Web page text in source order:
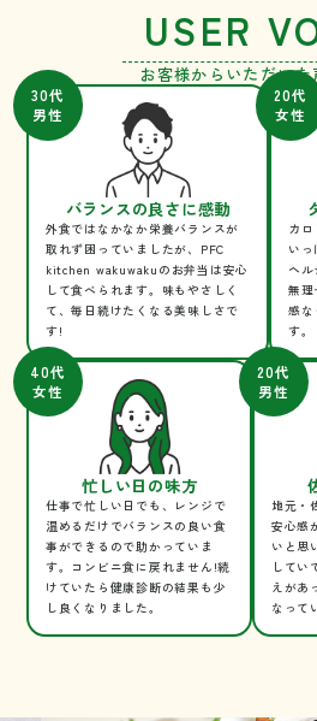
USER
お客様からいただい
バランスの良さに感動
外食ではなかなか栄養バランスが
取れず困っていましたが、PFC
kitchen wakuwakuのお弁当は安心
して食べられます。味もやさしく
て、毎日続けたくなる美味しさで
す!
30代
男性
カ
いっ
ヘル
無理
感な
す。
20代
女性
忙しい日の味方
仕事で忙しい日でも、レンジで
温めるだけでバランスの良い食
事ができるので助かっていま
す。コンビニ食に戻れません!続
けていたら健康診断の結果も少
し良くなりました。
40代
女性
地元・
安心感
いと思
してい
えがあ
なって
20代
男性